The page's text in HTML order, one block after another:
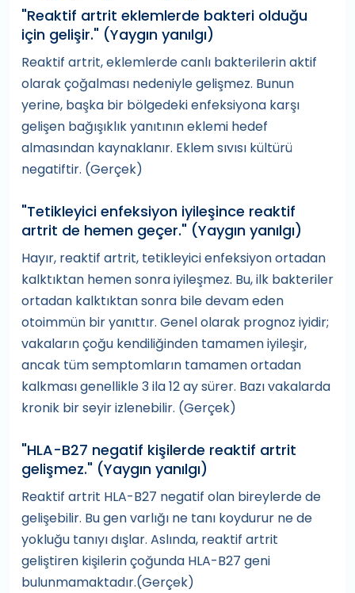
"Reaktif artrit eklemlerde bakteri olduğu
için gelişir." (Yaygın yanılgı)
Reaktif artrit, eklemlerde canlı bakterilerin aktif
olarak çoğalması nedeniyle gelişmez. Bunun
yerine, başka bir bölgedeki enfeksiyona karşı
gelişen bağışıklık yanıtının eklemi hedef
almasından kaynaklanır. Eklem sıvısı kültürü
negatiftir. (Gerçek)
"Tetikleyici enfeksiyon iyileşince reaktif
artrit de hemen geçer." (Yaygın yanılgı)
Hayır, reaktif artrit, tetikleyici enfeksiyon ortadan
kalktıktan hemen sonra iyileşmez. Bu, ilk bakteriler
ortadan kalktıktan sonra bile devam eden
otoimmün bir yanıttır. Genel olarak prognoz iyidir;
vakaların çoğu kendiliğinden tamamen iyileşir,
ancak tüm semptomların tamamen ortadan
kalkması genellikle 3 ila 12 ay sürer. Bazı vakalarda
kronik bir seyir izlenebilir. (Gerçek)
"HLA-B27 negatif kişilerde reaktif artrit
gelişmez." (Yaygın yanılgı)
Reaktif artrit HLA-B27 negatif olan bireylerde de
gelişebilir. Bu gen varlığı ne tanı koydurur ne de
yokluğu tanıyı dışlar. Aslında, reaktif artrit
geliştiren kişilerin çoğunda HLA-B27 geni
bulunmamaktadır.(Gerçek)